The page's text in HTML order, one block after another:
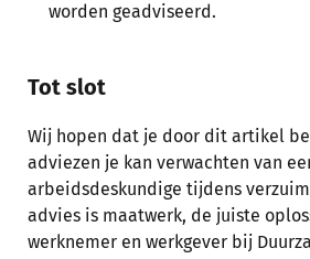
worden geadviseerd.
Tot slot
Wij hopen dat je door dit artikel
adviezen je kan verwachten van
arbeidsdeskundige tijdens
advies is maatwerk, de juiste
werknemer en werkgever bij